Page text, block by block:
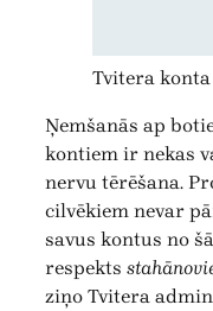
Tvitera
Ņemšanās ap
kontiem ir nekas
nervu tērēšana.
cilvēkiem nevar
savus kontus no
respekts
ziņo Tvitera